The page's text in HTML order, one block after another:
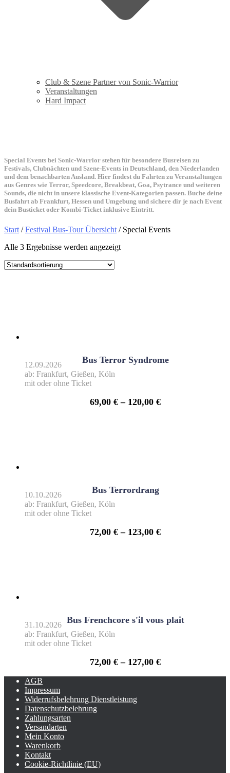
Club & Szene Partner von Sonic‑Warrior
Veranstaltungen
Hard Impact
Special Events bei Sonic-Warrior stehen für besondere Busreisen zu
Festivals, Clubnächten und Szene-Events in Deutschland, den Niederlanden
und dem benachbarten Ausland. Hier findest du Fahrten zu Veranstaltungen
aus Genres wie Terror, Speedcore, Breakbeat, Goa, Psytrance und weiteren
Sounds, die nicht in unsere klassische Event-Kategorien passen. Buche deine
Busfahrt ab Frankfurt, Hessen und Umgebung und sichere dir je nach Event
dein Busticket oder Kombi-Ticket inklusive Eintritt.
Start /Festival Bus-Tour Übersicht / Special Events
Alle 3 Ergebnisse werden angezeigt
Bus Terror Syndrome
12.09.2026
ab: Frankfurt, Gießen, Köln
mit oder ohne Ticket
69,00 € – 120,00 €
Bus Terrordrang
10.10.2026
ab: Frankfurt, Gießen, Köln
mit oder ohne Ticket
72,00 € – 123,00 €
Bus Frenchcore s'il vous plait
31.10.2026
ab: Frankfurt, Gießen, Köln
mit oder ohne Ticket
72,00 € – 127,00 €
AGB
Impressum
Widerrufsbelehrung Dienstleistung
Datenschutzbelehrung
Zahlungsarten
Versandarten
Mein Konto
Warenkorb
Kontakt
Cookie-Richtlinie (EU)